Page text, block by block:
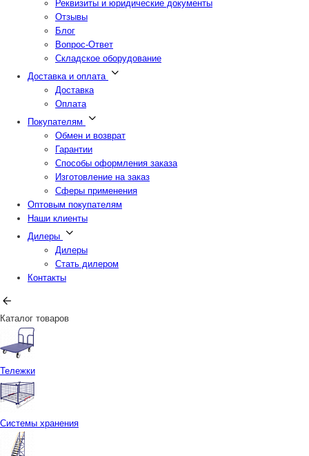
Реквизиты и юридические документы
Отзывы
Блог
Вопрос-Ответ
Складское оборудование
Доставка и оплата
Доставка
Оплата
Покупателям
Обмен и возврат
Гарантии
Способы оформления заказа
Изготовление на заказ
Сферы применения
Оптовым покупателям
Наши клиенты
Дилеры
Дилеры
Стать дилером
Контакты
Каталог товаров
Тележки
Системы хранения